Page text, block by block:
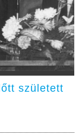
született